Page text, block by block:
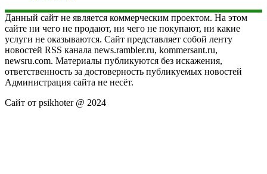
Данный сайт не является коммерческим проектом. На этом
сайте ни чего не продают, ни чего не покупают, ни какие
услуги не оказываются. Сайт представляет собой ленту
новостей RSS канала news.rambler.ru, kommersant.ru,
newsru.com. Материалы публикуются без искажения,
ответственность за достоверность публикуемых новостей
Администрация сайта не несёт.
Сайт от psikhoter @ 2024